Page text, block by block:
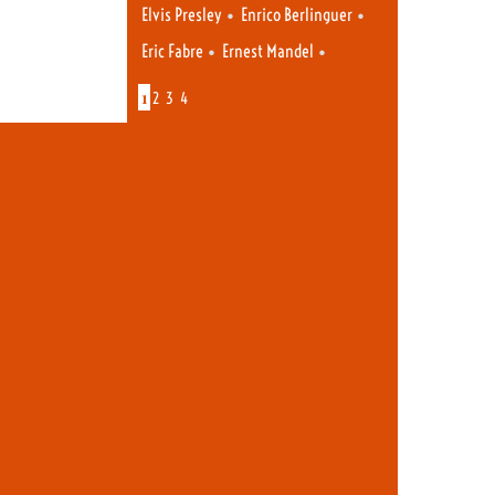
Elvis Presley • Enrico Berlinguer •
Eric Fabre • Ernest Mandel •
1 2 3 4